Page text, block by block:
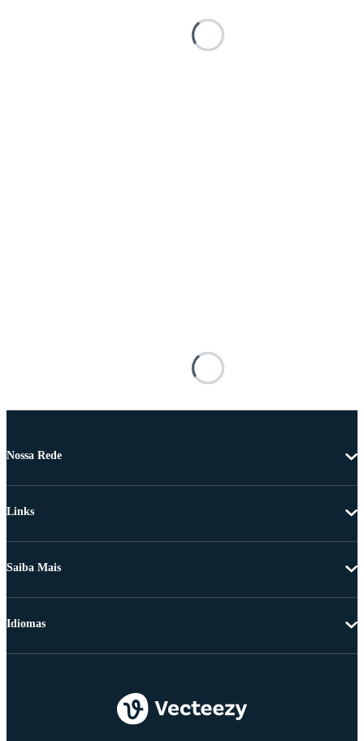
Nossa Rede
Links
Saiba Mais
Idiomas